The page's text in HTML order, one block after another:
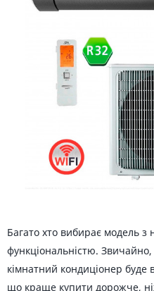
Багато хто вибирає модель з
функціональністю.
кімнатний кондиціонер
що краще купити дорожче,